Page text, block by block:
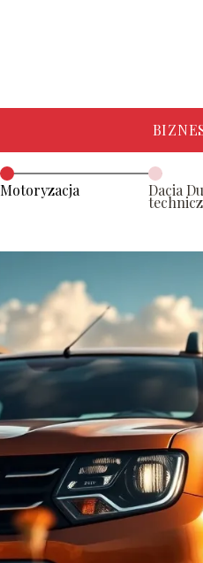
Motoryzacja Dacia
zużycie